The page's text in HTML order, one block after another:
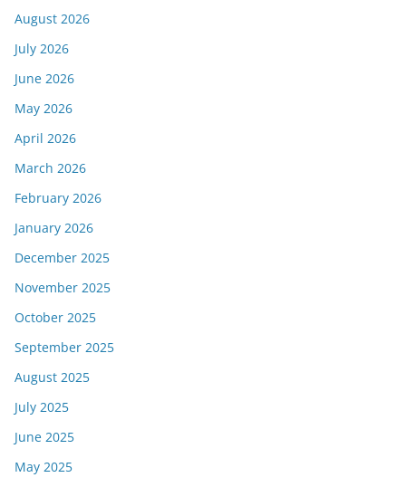
August 2026
July 2026
June 2026
May 2026
April 2026
March 2026
February 2026
January 2026
December 2025
November 2025
October 2025
September 2025
August 2025
July 2025
June 2025
May 2025